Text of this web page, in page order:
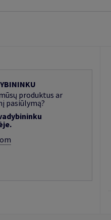
produktus ar
pasiūlymą?